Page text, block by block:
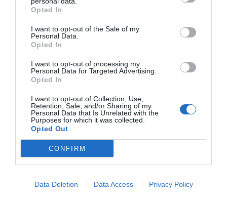
Opted In
I want to opt-out of the Sale of my
Personal Data.
Opted In
I want to opt-out of processing my
Personal Data for Targeted Advertising.
Opted In
I want to opt-out of Collection, Use,
Retention, Sale, and/or Sharing of my
Personal Data that Is Unrelated with the
Purposes for which it was collected.
Opted Out
CONFIRM
Data Deletion Data Access Privacy Policy